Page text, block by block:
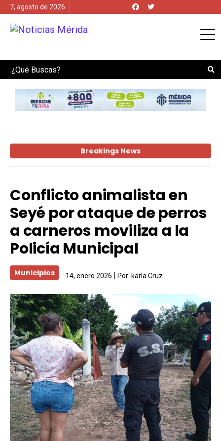
7, agosto de 2026
Search
Breakings News
Conflicto animalista en
Seyé por ataque de perros
a carneros moviliza a la
Policía Municipal
Municipios 14, enero 2026 Por: karla Cruz